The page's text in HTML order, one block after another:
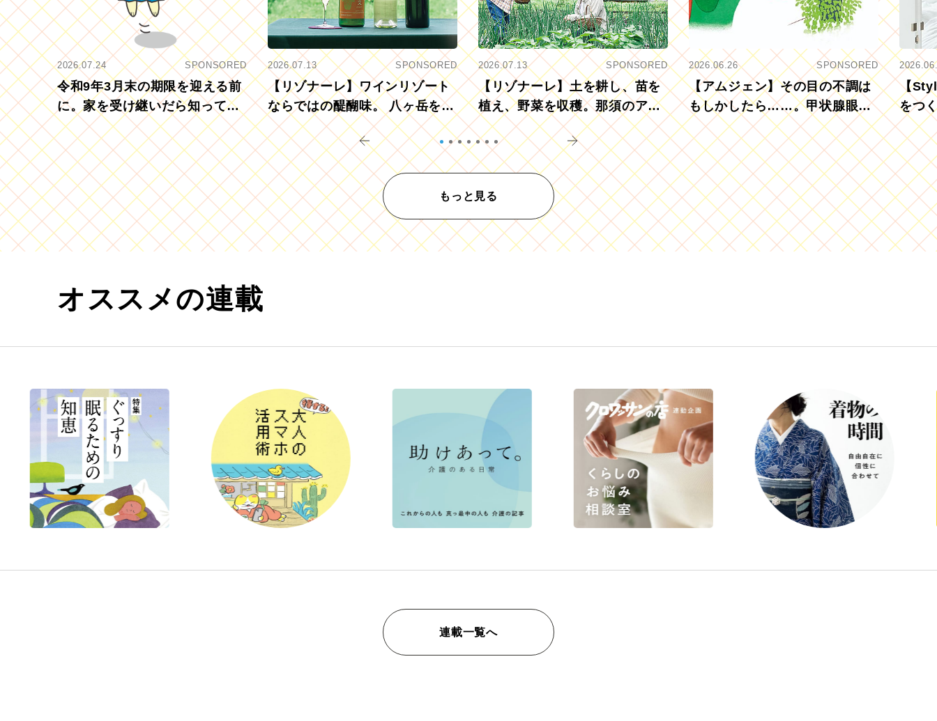
2026.07.24 SPONSORED
令和9年3月末の期限を迎える前
に。家を受け継いだら知ってお
きたい「相続登記の義務化」
2026.07.13 SPONSORED
【リゾナーレ】ワインリゾート
ならではの醍醐味。 八ヶ岳を望
むブドウ畑でアペロ
2026.07.13 SPONSORED
【リゾナーレ】土を耕し、苗を
植え、野菜を収穫。那須のアグ
リツーリズモを体験
2026.06.26 SPONSORED
【アムジェン】その目の不調は
もしかしたら……。甲状腺眼症
を知っていますか？
【
をつ
もっと見る
オススメの連載
連載一覧へ